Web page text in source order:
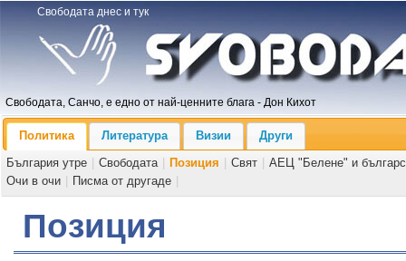
Свободата днес и тук
Свободата, Санчо, е едно от най-ценните блага - Дон Кихот
Политика Литература Визии
Други
България утре
Свободата Позиция Свят
АЕЦ "Белене" и
Очи в очи
Писма от другаде
Позиция